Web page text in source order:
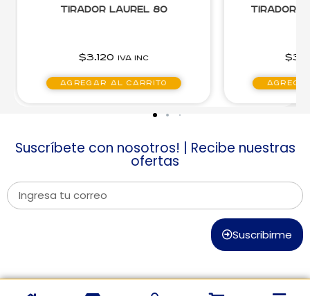
Tirador Laurel 80
IVA inc
Agregar al carrito
Tirador
IVA
Agregar al
Suscríbete con nosotros! | Recibe nuestras
ofertas
Suscribirme